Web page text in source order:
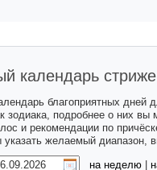
календарь
благоприятных
подробнее о них вы
и рекомендации по
указать желаемый
на неделю